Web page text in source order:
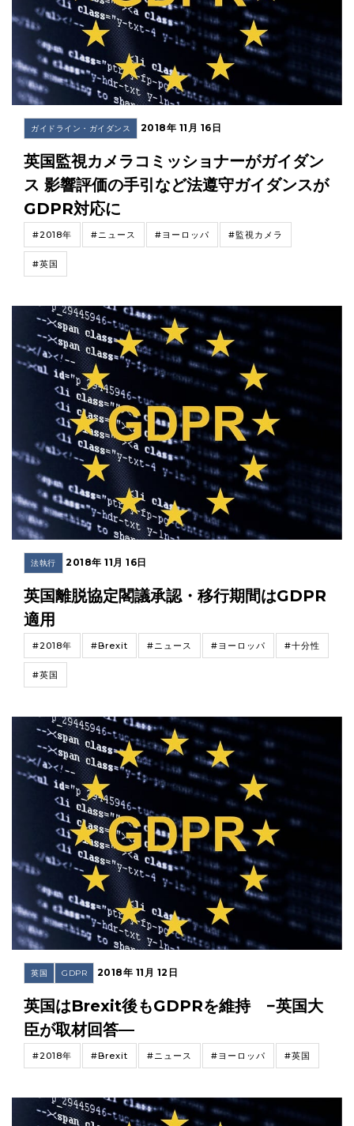
ガイドライン・ガイダンス 2018年 11月 16日
英国監視カメラコミッショナーがガイダン
ス 影響評価の手引など法遵守ガイダンスが
GDPR対応に
#2018年 #ニュース #ヨーロッパ #監視カメラ
#英国
法執行 2018年 11月 16日
英国離脱協定閣議承認・移行期間はGDPR
適用
#2018年 #Brexit #ニュース #ヨーロッパ #十分性
#英国
英国 GDPR 2018年 11月 12日
英国はBrexit後もGDPRを維持 −英国大
臣が取材回答—
#2018年 #Brexit #ニュース #ヨーロッパ #英国